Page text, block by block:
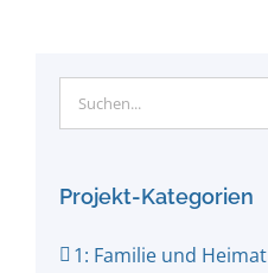
Suche
nach:
Projekt-Kategorien
1: Familie und Heimat